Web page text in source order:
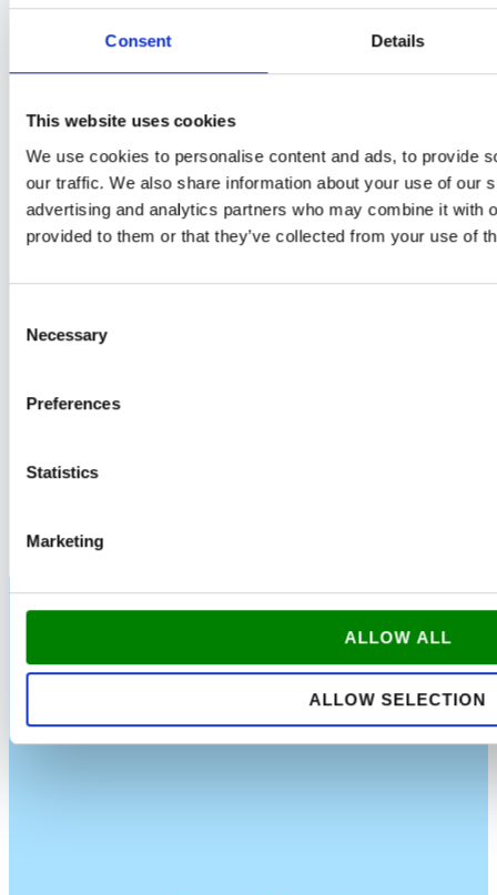
Consent Details
This website uses cookies
We use cookies to personalise content and ads, to provide
our traffic. We also share information about your use of our
advertising and analytics partners who may combine it with
provided to them or that they’ve collected from your use of
Selection
Necessary
Preferences
Statistics
Marketing
ALLOW ALL
ALLOW SELECTION
Reinigen von Häusern
Umzugsgarantie ✔️
på 6059 6943 Fraflytning behøver ikke være
besværlig. Hos Udflytningsgaranti ApS er vi
dedikerede til at gøre overgangen fra dit
nuværende hjem til det næste kapitel i dit liv så
vores ekspertise inden for gulvafslibning og